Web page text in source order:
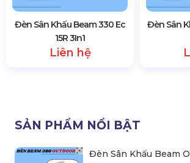
Đèn Sân Khấu Beam 330 Ec
15R 3In1
Liên hệ
Đèn Sân
SẢN PHẨM NỔI BẬT
Đèn Sân Khấu Beam